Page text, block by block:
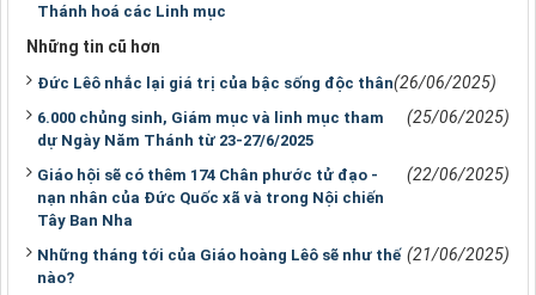
Thánh hoá các Linh mục
Những tin cũ hơn
Đức Lêô nhắc lại giá trị của bậc sống độc thân(26/06/2025)
6.000 chủng sinh, Giám mục và linh mục tham
dự Ngày Năm Thánh từ 23-27/6/2025
(25/06/2025)
Giáo hội sẽ có thêm 174 Chân phước tử đạo -
nạn nhân của Đức Quốc xã và trong Nội chiến
Tây Ban Nha
(22/06/2025)
Những tháng tới của Giáo hoàng Lêô sẽ như thế
nào?
(21/06/2025)